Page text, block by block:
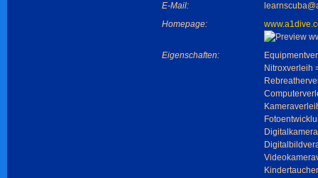
E-Mail:
Homepage:
Eigenschaften:
Nitroxverleih